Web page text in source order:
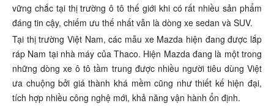
vững chắc tại thị trường ô tô thế giới khi có rất nhiều sản phẩm
đáng tin cậy, chiếm ưu thế nhất vẫn là dòng xe sedan và SUV.
Tại thị trường Việt Nam, các mẫu xe Mazda hiện đang được lắp
ráp Nam tại nhà máy của Thaco. Hiện Mazda đang là một trong
những dòng xe ô tô tầm trung được nhiều người tiêu dùng Việt
ưa chuộng bởi giá thành khá mềm cũng như thiết kế hiện đại,
tích hợp nhiều công nghệ mới, khả năng vận hành ổn định.